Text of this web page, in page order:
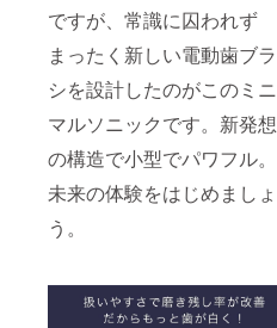
ですが、常識に囚われず
まったく新しい電動歯ブラ
シを設計したのがこのミニ
マルソニックです。新発想
の構造で小型でパワフル。
未来の体験をはじめましょ
う。